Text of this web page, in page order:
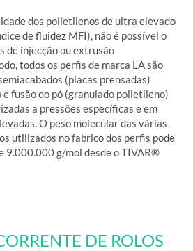
dos polietilenos de ultra elevado
de fluidez MFI), não é possível o
de injecção ou extrusão
todos os perfis de marca LA são
(placas prensadas)
fusão do pó (granulado polietileno)
a pressões específicas e em
O peso molecular das várias
utilizados no fabrico dos perfis pode
9.000.000 g/mol desde o TIVAR®
DE ROLOS